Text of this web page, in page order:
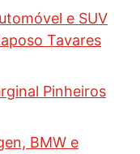
e SUV
Tavares
Pinheiros
BMW e